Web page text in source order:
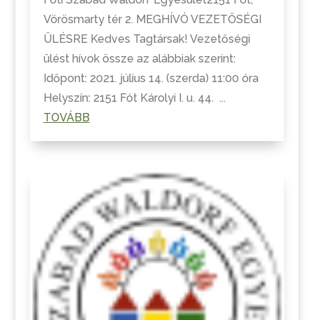
Vörösmarty tér 2. MEGHÍVÓ VEZETŐSÉGI
ÜLÉSRE Kedves Tagtársak! Vezetőségi
ülést hívok össze az alábbiak szerint:
Időpont: 2021. július 14. (szerda) 11:00 óra
Helyszín: 2151 Fót Károlyi I. u. 44. ...
TOVÁBB